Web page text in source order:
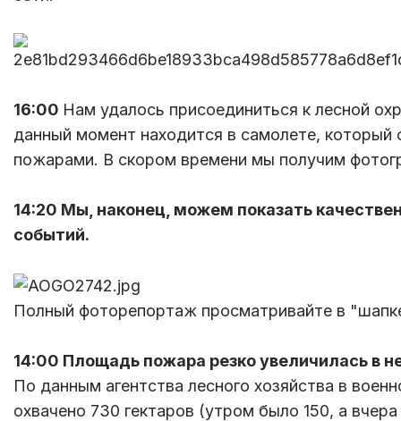
16:00 Нам удалось присоединиться к лесной
данный момент находится в самолете, который
пожарами. В скором времени мы получим
14:20 Мы, наконец, можем показать
событий.
Полный фоторепортаж просматривайте в
14:00 Площадь пожара резко увеличилась в
По данным агентства лесного хозяйства в
охвачено 730 гектаров (утром было 150, а